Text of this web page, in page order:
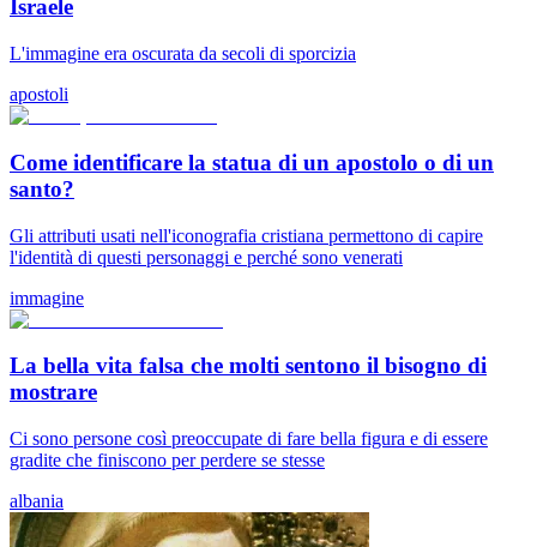
Israele
L'immagine era oscurata da secoli di sporcizia
apostoli
Come identificare la statua di un apostolo o di un
santo?
Gli attributi usati nell'iconografia cristiana permettono di capire
l'identità di questi personaggi e perché sono venerati
immagine
La bella vita falsa che molti sentono il bisogno di
mostrare
Ci sono persone così preoccupate di fare bella figura e di essere
gradite che finiscono per perdere se stesse
albania